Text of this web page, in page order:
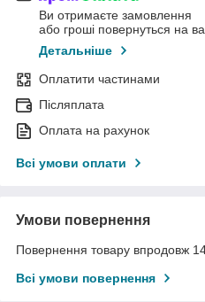
Ви отримаєте замовлення
або гроші повернуться на
Детальніше
Оплатити частинами
Післяплата
Оплата на рахунок
Всі умови оплати
Умови повернення
Повернення товару впродовж
Всі умови повернення